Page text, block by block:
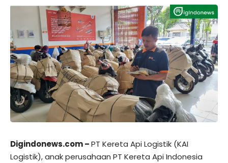
Digindonews.com –PT Kereta Api Logistik (KAI
Logistik), anak perusahaan PT Kereta Api Indonesia